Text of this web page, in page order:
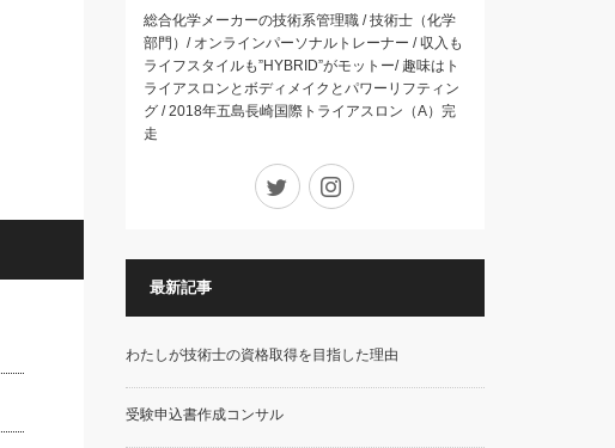
総合化学メーカーの技術系管理職 / 技術士（化学
部門）/ オンラインパーソナルトレーナー / 収入も
ライフスタイルも”HYBRID”がモットー/ 趣味はト
ライアスロンとボディメイクとパワーリフティン
グ / 2018年五島長崎国際トライアスロン（A）完
走
Twitter
最新記事
わたしが技術士の資格取得を目指した理由
受験申込書作成コンサル